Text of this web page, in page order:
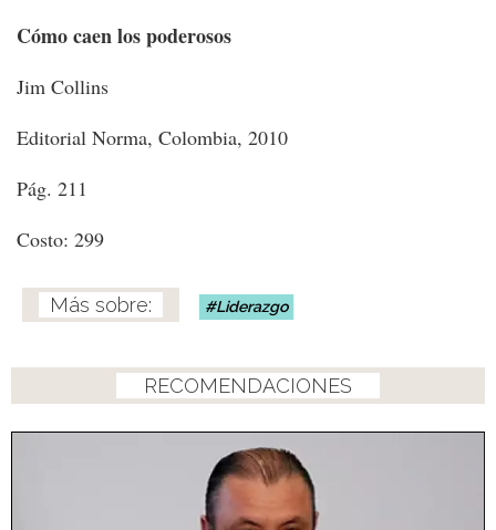
Cómo caen los poderosos
Jim Collins
Editorial Norma, Colombia, 2010
Pág. 211
Costo: 299
Liderazgo
RECOMENDACIONES